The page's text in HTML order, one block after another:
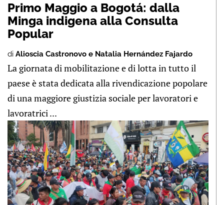
Primo Maggio a Bogotá: dalla
Minga indigena alla Consulta
Popular
di Alioscia Castronovo e Natalia Hernández Fajardo
La giornata di mobilitazione e di lotta in tutto il
paese è stata dedicata alla rivendicazione popolare
di una maggiore giustizia sociale per lavoratori e
lavoratrici ...